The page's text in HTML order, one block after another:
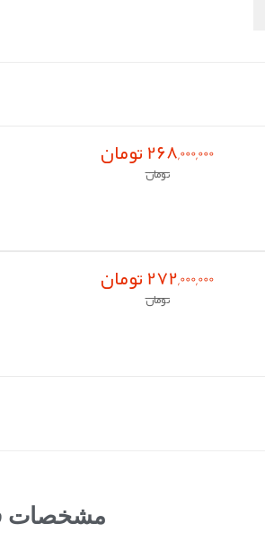
268,000,000 تومان
تومان
272,000,000 تومان
تومان
مشخصات